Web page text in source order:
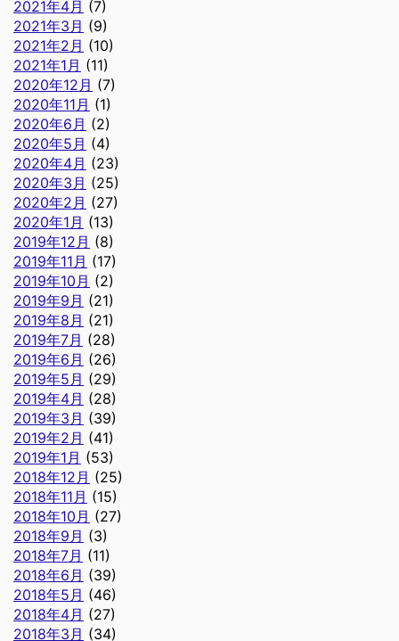
2021年4月 (7)
2021年3月 (9)
2021年2月 (10)
2021年1月 (11)
2020年12月 (7)
2020年11月 (1)
2020年6月 (2)
2020年5月 (4)
2020年4月 (23)
2020年3月 (25)
2020年2月 (27)
2020年1月 (13)
2019年12月 (8)
2019年11月 (17)
2019年10月 (2)
2019年9月 (21)
2019年8月 (21)
2019年7月 (28)
2019年6月 (26)
2019年5月 (29)
2019年4月 (28)
2019年3月 (39)
2019年2月 (41)
2019年1月 (53)
2018年12月 (25)
2018年11月 (15)
2018年10月 (27)
2018年9月 (3)
2018年7月 (11)
2018年6月 (39)
2018年5月 (46)
2018年4月 (27)
2018年3月 (34)